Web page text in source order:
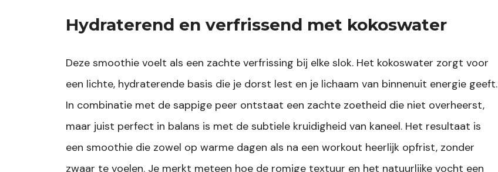
Hydraterend en verfrissend met kokoswater
Deze smoothie voelt als een zachte verfrissing bij elke slok. Het kokoswater zorgt voor
een lichte, hydraterende basis die je dorst lest en je lichaam van binnenuit energie geeft.
In combinatie met de sappige peer ontstaat een zachte zoetheid die niet overheerst,
maar juist perfect in balans is met de subtiele kruidigheid van kaneel. Het resultaat is
een smoothie die zowel op warme dagen als na een workout heerlijk opfrist, zonder
zwaar te voelen. Je merkt meteen hoe de romige textuur en het natuurlijke vocht een